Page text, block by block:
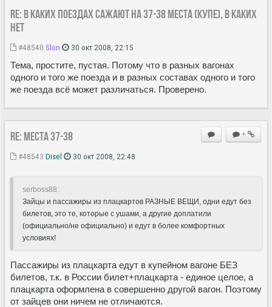
Re: в каких поездах сажают на 37-38 места (купе), в каких
нет
#48540 Slon 30 окт 2008, 22:15
Тема, простите, пустая. Потому что в разных вагонах
одного и того же поезда и в разных составах одного и того
же поезда всё может различаться. Проверено.
+
Re: Места 37-38
#48543 Disel 30 окт 2008, 22:48
serboss88:
Зайцы и пассажиры из плацкартов РАЗНЫЕ ВЕЩИ, одни едут без
билетов, это те, которые с ушами, а другие доплатили
(официально/не официально) и едут в более комфортных
условиях!
Пассажиры из плацкарта едут в купейном вагоне БЕЗ
билетов, т.к. в России билет+плацкарта - единое целое, а
плацкарта оформлена в совершенно другой вагон. Поэтому
от зайцев они ничем не отличаются.